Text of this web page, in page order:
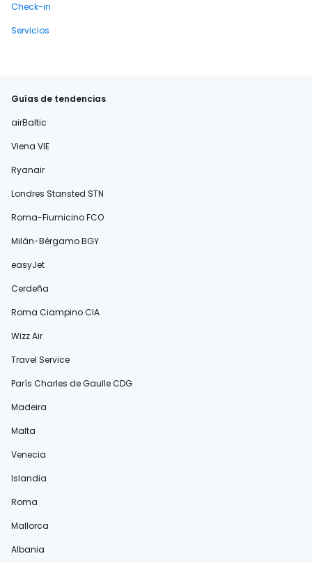
Check-in
Servicios
Guías de tendencias
airBaltic
Viena VIE
Ryanair
Londres Stansted STN
Roma-Fiumicino FCO
Milán-Bérgamo BGY
easyJet
Cerdeña
Roma Ciampino CIA
Wizz Air
Travel Service
París Charles de Gaulle CDG
Madeira
Malta
Venecia
Islandia
Roma
Mallorca
Albania